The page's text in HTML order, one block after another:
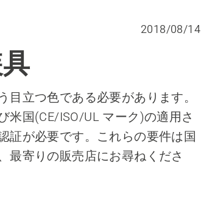
2018/08/14
立つ色である必要があります。
米国(CE/ISO/UL マーク)の適用さ
証が必要です。これらの要件は国
最寄りの販売店にお尋ねくださ